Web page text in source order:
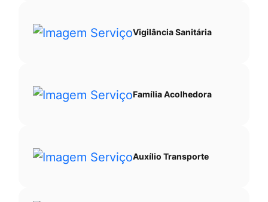
Vigilância Sanitária
Família Acolhedora
Auxílio Transporte